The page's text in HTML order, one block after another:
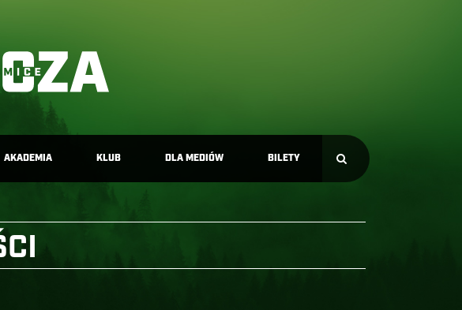
AKADEMIA KLUB DLA MEDIÓW BILETY